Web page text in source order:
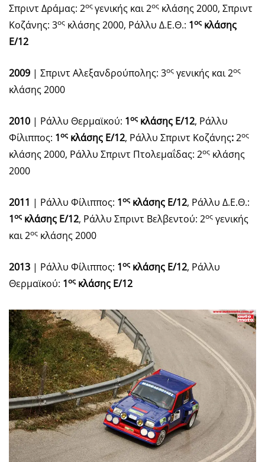
Σπριντ Δράμας: 2οςγενικής και 2ος κλάσης 2000, Σπριντ
Κοζάνης: 3ος κλάσης 2000, Ράλλυ Δ.Ε.Θ.: 1ος κλάσης
Ε/12
2009 | Σπριντ Αλεξανδρούπολης: 3ος γενικής και 2ος
κλάσης 2000
2010 | Ράλλυ Θερμαϊκού: 1ος κλάσης Ε/12, Ράλλυ
Φίλιππος: 1ος κλάσης Ε/12, Ράλλυ Σπριντ Κοζάνης:2ος
κλάσης 2000, Ράλλυ Σπριντ Πτολεμαΐδας: 2ος κλάσης
2000
2011 | Ράλλυ Φίλιππος: 1ος κλάσης Ε/12, Ράλλυ Δ.Ε.Θ.:
1ος κλάσης Ε/12, Ράλλυ Σπριντ Βελβεντού: 2ος γενικής
και 2ος κλάσης 2000
2013 | Ράλλυ Φίλιππος: 1ος κλάσης Ε/12, Ράλλυ
Θερμαϊκού: 1ος κλάσης Ε/12